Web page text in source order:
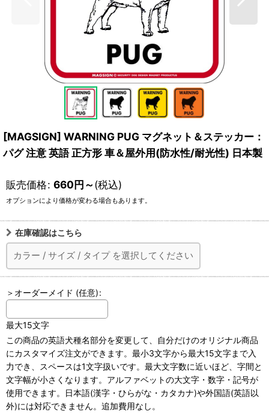
[MAGSIGN] WARNING PUG マグネット＆ステッカー：
パグ 注意 英語 正方形 車＆屋外用(防水性/耐光性) 日本製
販売価格: 660円～(税込)
オプションにより価格が変わる場合もあります。
在庫確認はこちら
カラー / サイズ / タイプ を選択してください
＞オーダーメイド (任意):
最大15文字
この商品の英語犬種名部分を変更して、自分だけのオリジナル商品
にカスタマイズ注文ができます。最小3文字から最大15文字まで入
力でき、スペースは1文字扱いです。最大文字数に近いほど、字間と
文字幅が小さくなります。アルファベットの大文字・数字・記号が
使用できます。日本語(漢字・ひらがな・カタカナ)や外国語(英語以
外)には対応できません。追加費用なし。